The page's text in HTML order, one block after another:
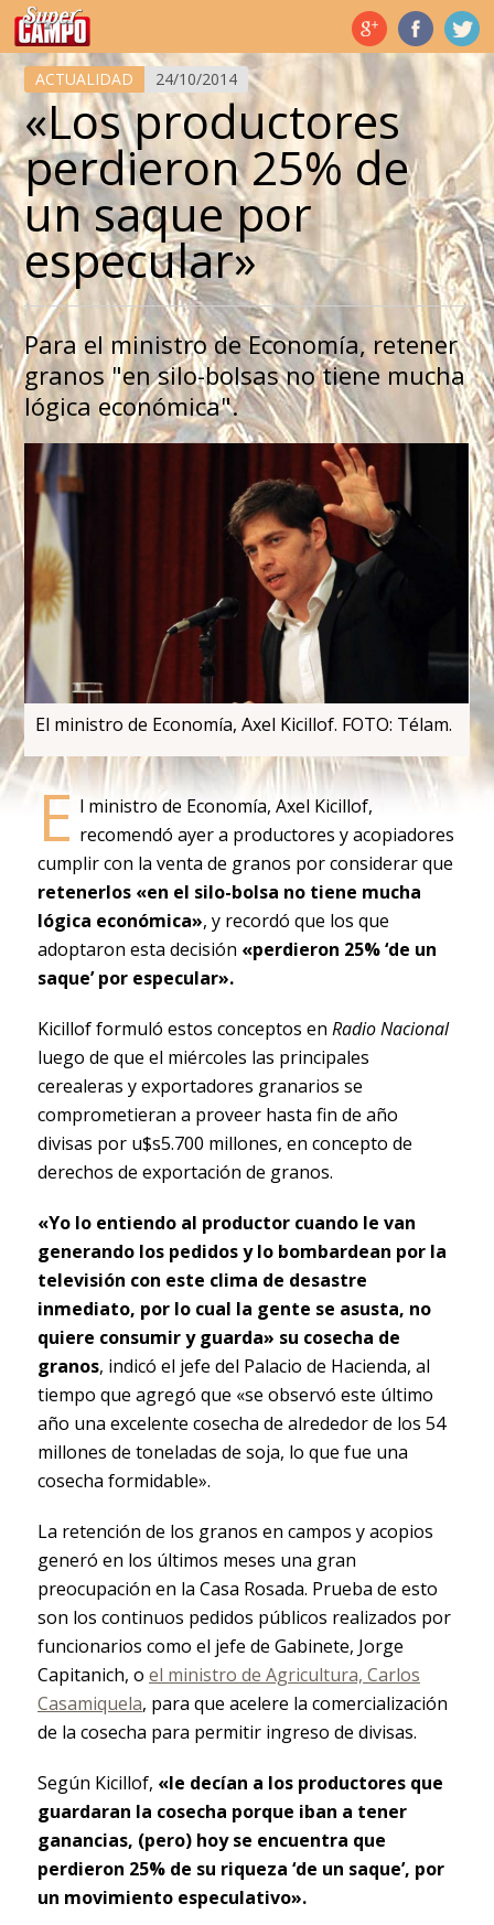
Temas de hoy
ACTUALIDAD 24/10/2014
«Los productores
perdieron 25% de
un saque por
especular»
Para el ministro de Economía, retener
granos "en silo-bolsas no tiene mucha
lógica económica".
El ministro de Economía, Axel Kicillof. FOTO: Télam.
E l ministro de Economía, Axel Kicillof,
recomendó ayer a productores y acopiadores
cumplir con la venta de granos por considerar que
retenerlos «en el silo-bolsa no tiene mucha
lógica económica», y recordó que los que
adoptaron esta decisión «perdieron 25% ‘de un
saque’ por especular».
Kicillof formuló estos conceptos en Radio Nacional
luego de que el miércoles las principales
cerealeras y exportadores granarios se
comprometieran a proveer hasta fin de año
divisas por u$s5.700 millones, en concepto de
derechos de exportación de granos.
«Yo lo entiendo al productor cuando le van
generando los pedidos y lo bombardean por la
televisión con este clima de desastre
inmediato, por lo cual la gente se asusta, no
quiere consumir y guarda» su cosecha de
granos, indicó el jefe del Palacio de Hacienda, al
tiempo que agregó que «se observó este último
año una excelente cosecha de alrededor de los 54
millones de toneladas de soja, lo que fue una
cosecha formidable».
La retención de los granos en campos y acopios
generó en los últimos meses una gran
preocupación en la Casa Rosada. Prueba de esto
son los continuos pedidos públicos realizados por
funcionarios como el jefe de Gabinete, Jorge
Capitanich, o el ministro de Agricultura, Carlos
Casamiquela, para que acelere la comercialización
de la cosecha para permitir ingreso de divisas.
Según Kicillof, «le decían a los productores que
guardaran la cosecha porque iban a tener
ganancias, (pero) hoy se encuentra que
perdieron 25% de su riqueza ‘de un saque’, por
un movimiento especulativo».